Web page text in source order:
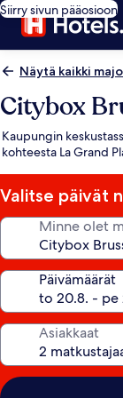
Siirry sivun pääosioon
Näytä kaikki
Citybox
Kaupungin
kohteesta La Grand
Valitse päivät
Minne olet
Päivämäärät
Asiakkaat